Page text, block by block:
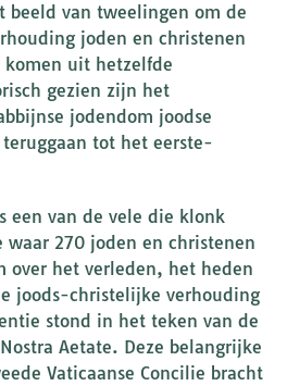
van tweelingen om de
joden en christenen
komen uit hetzelfde
gezien zijn het
jodendom joodse
tot het eerste-
een van de vele die klonk
270 joden en christenen
over het verleden, het heden
joods-christelijke verhouding
stond in het teken van de
Aetate. Deze belangrijke
Vaticaanse Concilie bracht